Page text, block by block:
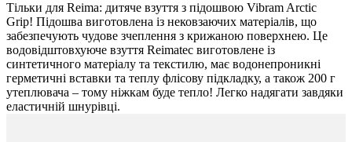
Тільки для Reima: дитяче взуття з підошвою Vibram Arctic
Grip! Підошва виготовлена із нековзаючих матеріалів, що
забезпечують чудове зчеплення з крижаною поверхнею. Це
водовідштовхуюче взуття Reimatec виготовлене із
синтетичного матеріалу та текстилю, має водонепроникні
герметичні вставки та теплу флісову підкладку, а також 200 г
утеплювача – тому ніжкам буде тепло! Легко надягати завдяки
еластичній шнурівці.